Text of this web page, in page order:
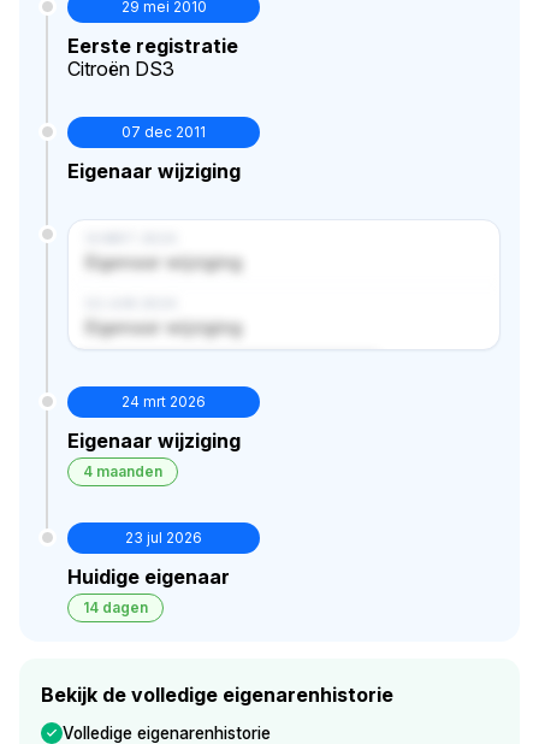
29 mei 2010
Eerste registratie
Citroën DS3
07 dec 2011
Eigenaar wijziging
Eigenaar wijziging
Eigenaar wijziging
24 mrt 2026
Eigenaar wijziging
4 maanden
23 jul 2026
Huidige eigenaar
14 dagen
Bekijk de volledige eigenarenhistorie
Volledige eigenarenhistorie